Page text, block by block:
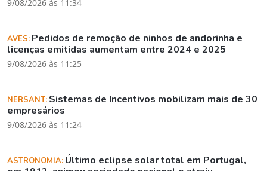
9/08/2026 às 11:34
AVES: Pedidos de remoção de ninhos de andorinha e
licenças emitidas aumentam entre 2024 e 2025
9/08/2026 às 11:25
NERSANT: Sistemas de Incentivos mobilizam mais de 30
empresários
9/08/2026 às 11:24
ASTRONOMIA: Último eclipse solar total em Portugal,